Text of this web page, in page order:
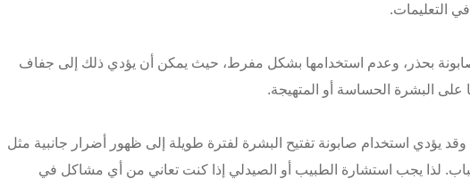
التعليمات.
بحذر، وعدم استخدامها بشكل مفرط، حيث يمكن أن يؤدي ذلك إلى جفاف
على البشرة الحساسة أو المتهيجة.
يؤدي استخدام صابونة تفتيح البشرة لفترة طويلة إلى ظهور أضرار جانبية مثل
لذا يجب استشارة الطبيب أو الصيدلي إذا كنت تعاني من أي مشاكل في